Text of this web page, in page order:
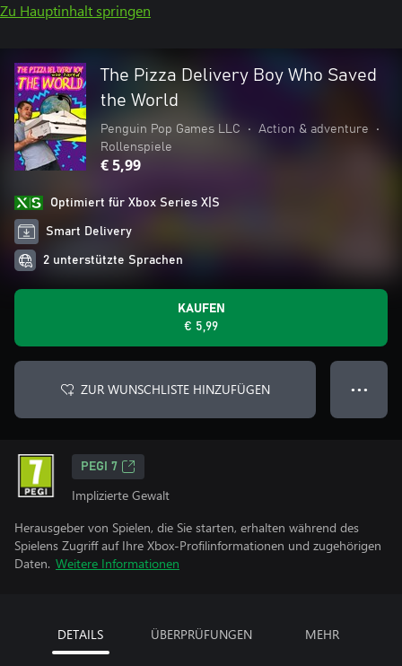
Zu Hauptinhalt springen
The Pizza Delivery Boy Who Saved
the World
Penguin Pop Games LLC • Action & adventure
•
Rollenspiele
€ 5,99
Optimiert für Xbox Series X|S
Smart Delivery
2 unterstützte Sprachen
KAUFEN
€ 5,99
ZUR WUNSCHLISTE HINZUFÜGEN ● ● ●
PEGI 7
Implizierte Gewalt
Herausgeber von Spielen, die Sie starten, erhalten während des
Spielens Zugriff auf Ihre Xbox-Profilinformationen und zugehörigen
Daten. Weitere Informationen
DETAILS ÜBERPRÜFUNGEN MEHR